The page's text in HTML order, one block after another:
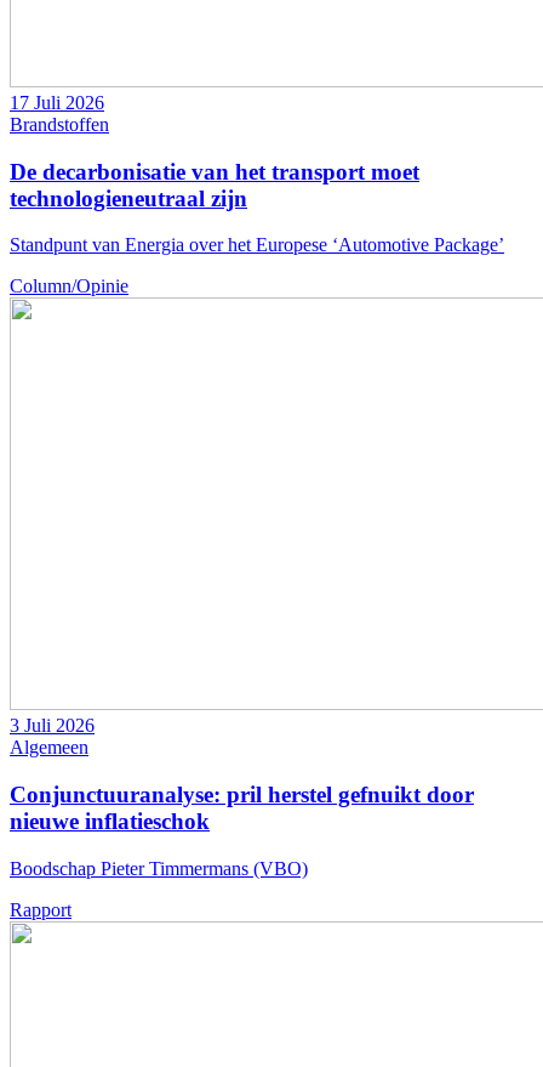
17 Juli 2026
Brandstoffen
De decarbonisatie van het transport moet
technologieneutraal zijn
Standpunt van Energia over het Europese ‘Automotive Package’
Column/Opinie
3 Juli 2026
Algemeen
Conjunctuuranalyse: pril herstel gefnuikt door
nieuwe inflatieschok
Boodschap Pieter Timmermans (VBO)
Rapport